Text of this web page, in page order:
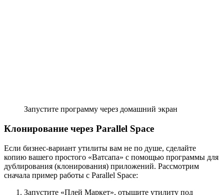
Запустите программу через домашний экран
Клонирование через Parallel Space
Если бизнес-вариант утилиты вам не по душе, сделайте
копию вашего простого «Ватсапа» с помощью программы для
дублирования (клонирования) приложений. Рассмотрим
сначала пример работы с Parallel Space:
Запустите «Плей Маркет», отыщите утилиту под